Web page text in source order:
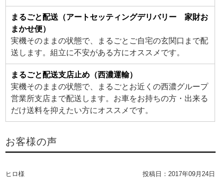
まるごと配送（アートセッティングデリバリー 家財お
まかせ便）
実機そのままの状態で、まるごとご自宅の玄関口まで配
送します。組立に不安がある方にオススメです。
まるごと配送支店止め（西濃運輸）
実機そのままの状態で、まるごとお近くの西濃グループ
営業所支店まで配送します。お車をお持ちの方・出来る
だけ送料を抑えたい方にオススメです。
お客様の声
ヒロ様 投稿日：2017年09月24日